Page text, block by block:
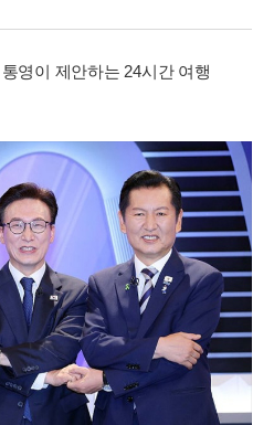
영이 제안하는 24시간 여행